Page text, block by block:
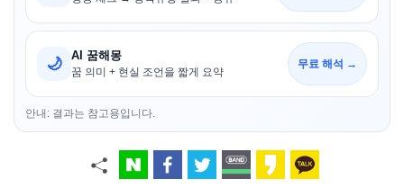
🌙 AI 꿈해몽
꿈 의미 + 현실 조언을 짧게 요약
무료 해석 →
안내: 결과는 참고용입니다.